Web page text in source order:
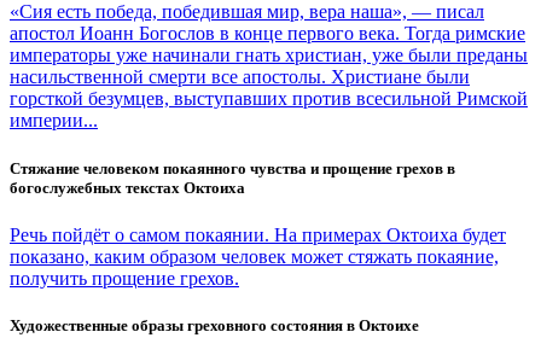
«Сия есть победа, победившая мир, вера наша», — писал
апостол Иоанн Богослов в конце первого века. Тогда римские
императоры уже начинали гнать христиан, уже были преданы
насильственной смерти все апостолы. Христиане были
горсткой безумцев, выступавших против всесильной Римской
империи...
Стяжание человеком покаянного чувства и прощение грехов в
богослужебных текстах Октоиха
Речь пойдёт о самом покаянии. На примерах Октоиха будет
показано, каким образом человек может стяжать покаяние,
получить прощение грехов.
Художественные образы греховного состояния в Октоихе